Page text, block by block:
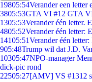
19805:54Verander een letter
3805:53GTA VI #12 GTA
1305:53Verander één letter.
4805:52Verander één letter:
14105:51Verander één
905:48Trump wil dat J.D.
10305:47NPO-manager
dick-pic rond
22505:27[AMV] VS #1312